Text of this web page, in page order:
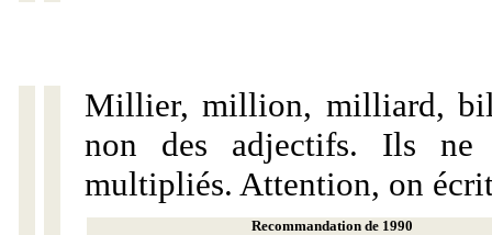
Millier, million, milliard,
non des adjectifs. Ils ne
multipliés. Attention, on
Recommandation de 1990